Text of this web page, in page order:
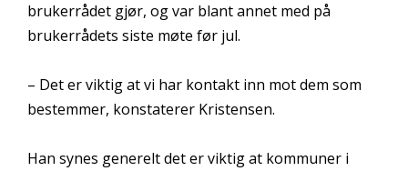
brukerrådet gjør, og var blant annet med på
brukerrådets siste møte før jul.
– Det er viktig at vi har kontakt inn mot dem som
bestemmer, konstaterer Kristensen.
Han synes generelt det er viktig at kommuner i